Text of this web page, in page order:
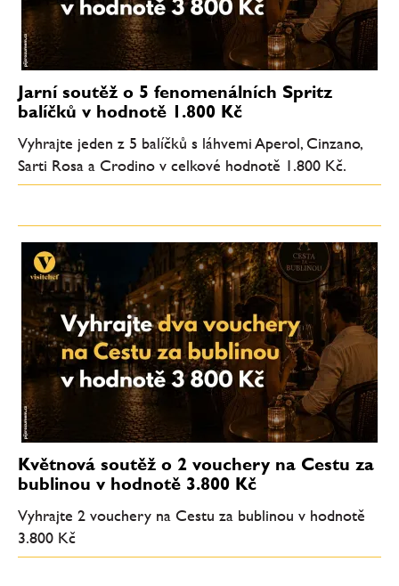
Jarní soutěž o 5 fenomenálních Spritz
balíčků v hodnotě 1.800 Kč
Vyhrajte jeden z 5 balíčků s láhvemi Aperol, Cinzano,
Sarti Rosa a Crodino v celkové hodnotě 1.800 Kč.
Květnová soutěž o 2 vouchery na Cestu za
bublinou v hodnotě 3.800 Kč
Vyhrajte 2 vouchery na Cestu za bublinou v hodnotě
3.800 Kč